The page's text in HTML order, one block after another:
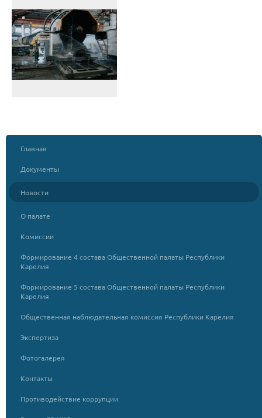
Главная
Документы
Новости
О палате
Комиссии
Формирование 4 состава Общественной палаты Республики
Карелия
Формирование 5 состава Общественной палаты Республики
Карелия
Общественная наблюдательная комиссия Республики Карелия
Экспертиза
Фотогалерея
Контакты
Противодействие коррупции